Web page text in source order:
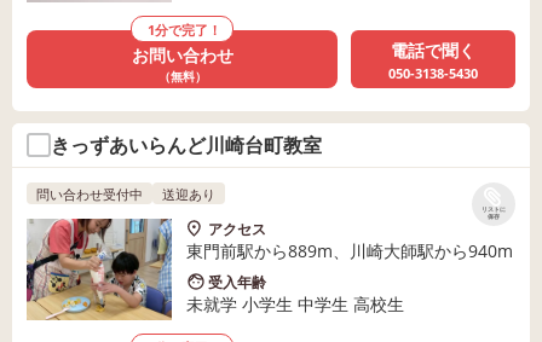
1分で完了！
お問い合わせ
（無料）
電話で聞く
050-3138-5430
きっずあいらんど川崎台町教室
リストに
保存
問い合わせ受付中 送迎あり
アクセス
東門前駅から889m、川崎大師駅から940m
受入年齢
未就学 小学生 中学生 高校生